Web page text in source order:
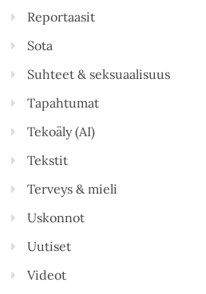
Reportaasit
Sota
Suhteet & seksuaalisuus
Tapahtumat
Tekoäly (AI)
Tekstit
Terveys & mieli
Uskonnot
Uutiset
Videot